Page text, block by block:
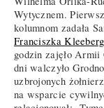
Wytycznem.
kolumnom zadała
Franciszka
godzin zajęło
dni walczyło
uzbrojonych
na wsparcie